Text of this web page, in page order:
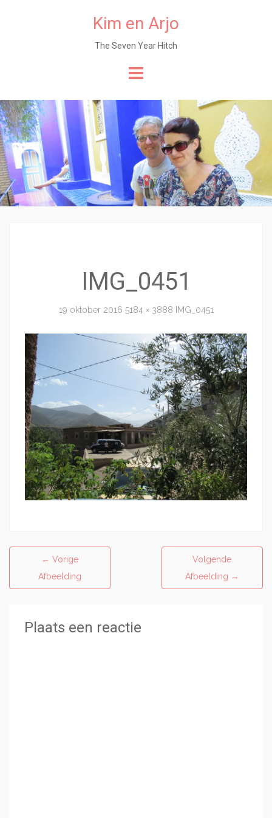
Kim en Arjo
The Seven Year Hitch
de
content
IMG_0451
19 oktober 2016 5184 × 3888 IMG_0451
← Vorige
Afbeelding
Volgende
Afbeelding →
Plaats een reactie